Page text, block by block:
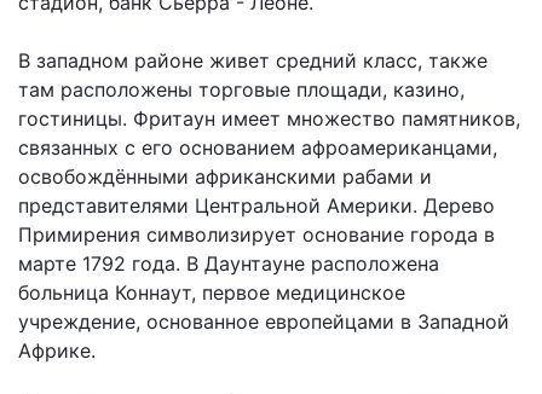
В западном районе живет средний класс, также
там расположены торговые площади, казино,
гостиницы. Фритаун имеет множество памятников,
связанных с его основанием афроамериканцами,
освобождёнными африканскими рабами и
представителями Центральной Америки. Дерево
Примирения символизирует основание города в
марте 1792 года. В Даунтауне расположена
больница Коннаут, первое медицинское
учреждение, основанное европейцами в Западной
Африке.